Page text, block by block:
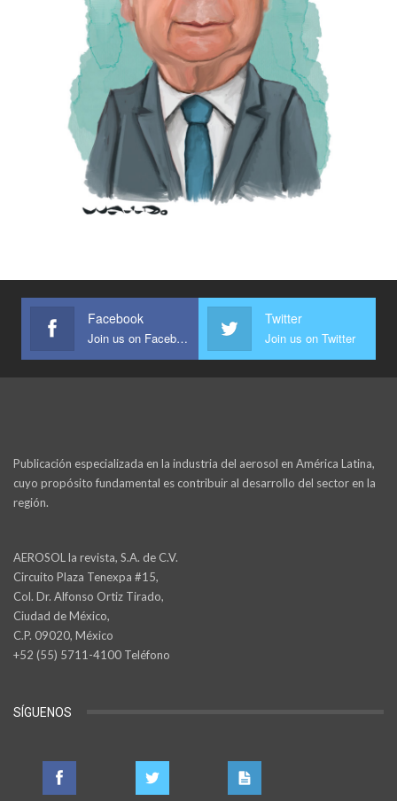
Facebook
Join us on Facebook
Twitter
Join us on Twitter
Publicación especializada en la industria del aerosol en América Latina,
cuyo propósito fundamental es contribuir al desarrollo del sector en la
región.
AEROSOL la revista, S.A. de C.V.
Circuito Plaza Tenexpa #15,
Col. Dr. Alfonso Ortiz Tirado,
Ciudad de México,
C.P. 09020, México
+52 (55) 5711-4100 Teléfono
SÍGUENOS